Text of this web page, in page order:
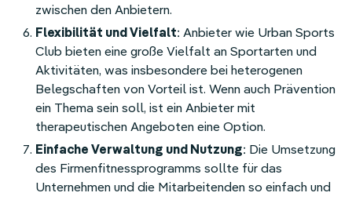
zwischen den Anbietern.
Flexibilität und Vielfalt: Anbieter wie Urban Sports
Club bieten eine große Vielfalt an Sportarten und
Aktivitäten, was insbesondere bei heterogenen
Belegschaften von Vorteil ist. Wenn auch Prävention
ein Thema sein soll, ist ein Anbieter mit
therapeutischen Angeboten eine Option.
Einfache Verwaltung und Nutzung: Die Umsetzung
des Firmenfitnessprogramms sollte für das
Unternehmen und die Mitarbeitenden so einfach und